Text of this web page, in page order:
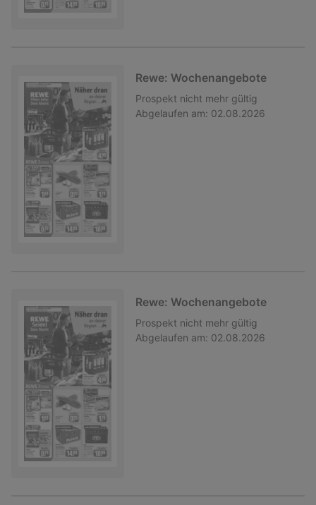
Rewe: Wochenangebote
Prospekt nicht mehr gültig
Abgelaufen am: 02.08.2026
Rewe: Wochenangebote
Prospekt nicht mehr gültig
Abgelaufen am: 02.08.2026